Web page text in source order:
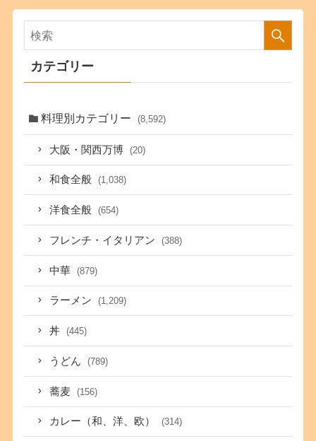
カテゴリー
料理別カテゴリー (8,592)
大阪・関西万博 (20)
和食全般 (1,038)
洋食全般 (654)
フレンチ・イタリアン (388)
中華 (879)
ラーメン (1,209)
丼 (445)
うどん (789)
蕎麦 (156)
カレー（和、洋、欧） (314)